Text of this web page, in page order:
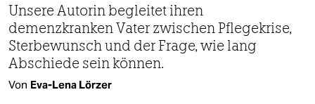
Unsere Autorin begleitet ihren
demenzkranken Vater zwischen Pflegekrise,
Sterbewunsch und der Frage, wie lang
Abschiede sein können.
Von Eva-Lena Lörzer